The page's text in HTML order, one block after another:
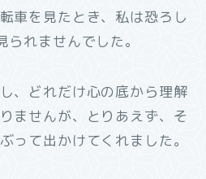
車を見たとき、私は恐ろし
れませんでした。
、どれだけ心の底から理解
ませんが、とりあえず、そ
って出かけてくれました。